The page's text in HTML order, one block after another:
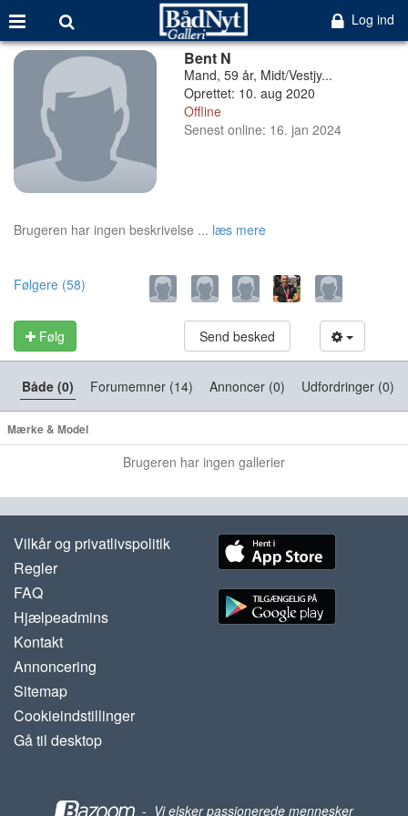
Log ind
Bent N
Mand, 59 år, Midt/Vestjy...
Oprettet: 10. aug 2020
Offline
Senest online: 16. jan 2024
Brugeren har ingen beskrivelse ... læs mere
Følgere (58)
Følg Send besked
Både (0) Forumemner (14) Annoncer (0) Udfordringer (0)
Mærke & Model
Brugeren har ingen gallerier
Vilkår og privatlivspolitik
Regler
FAQ
Hjælpeadmins
Kontakt
Annoncering
Sitemap
Cookieindstillinger
Gå til desktop
- Vi elsker passionerede mennesker